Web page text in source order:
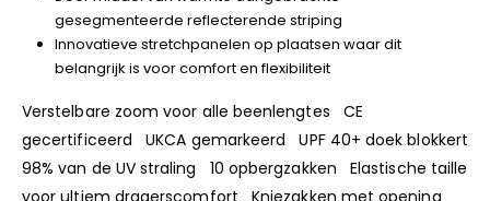
gesegmenteerde reflecterende striping
Innovatieve stretchpanelen op plaatsen waar dit
belangrijk is voor comfort en flexibiliteit
Verstelbare zoom voor alle beenlengtes CE
gecertificeerd UKCA gemarkeerd UPF 40+ doek blokkert
98% van de UV straling 10 opbergzakken Elastische taille
voor ultiem dragerscomfort Kniezakken met opening